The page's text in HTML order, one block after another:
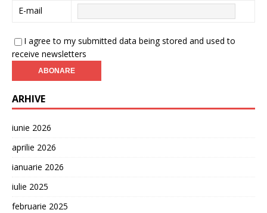
E-mail
I agree to my submitted data being stored and used to
receive newsletters
ARHIVE
iunie 2026
aprilie 2026
ianuarie 2026
iulie 2025
februarie 2025